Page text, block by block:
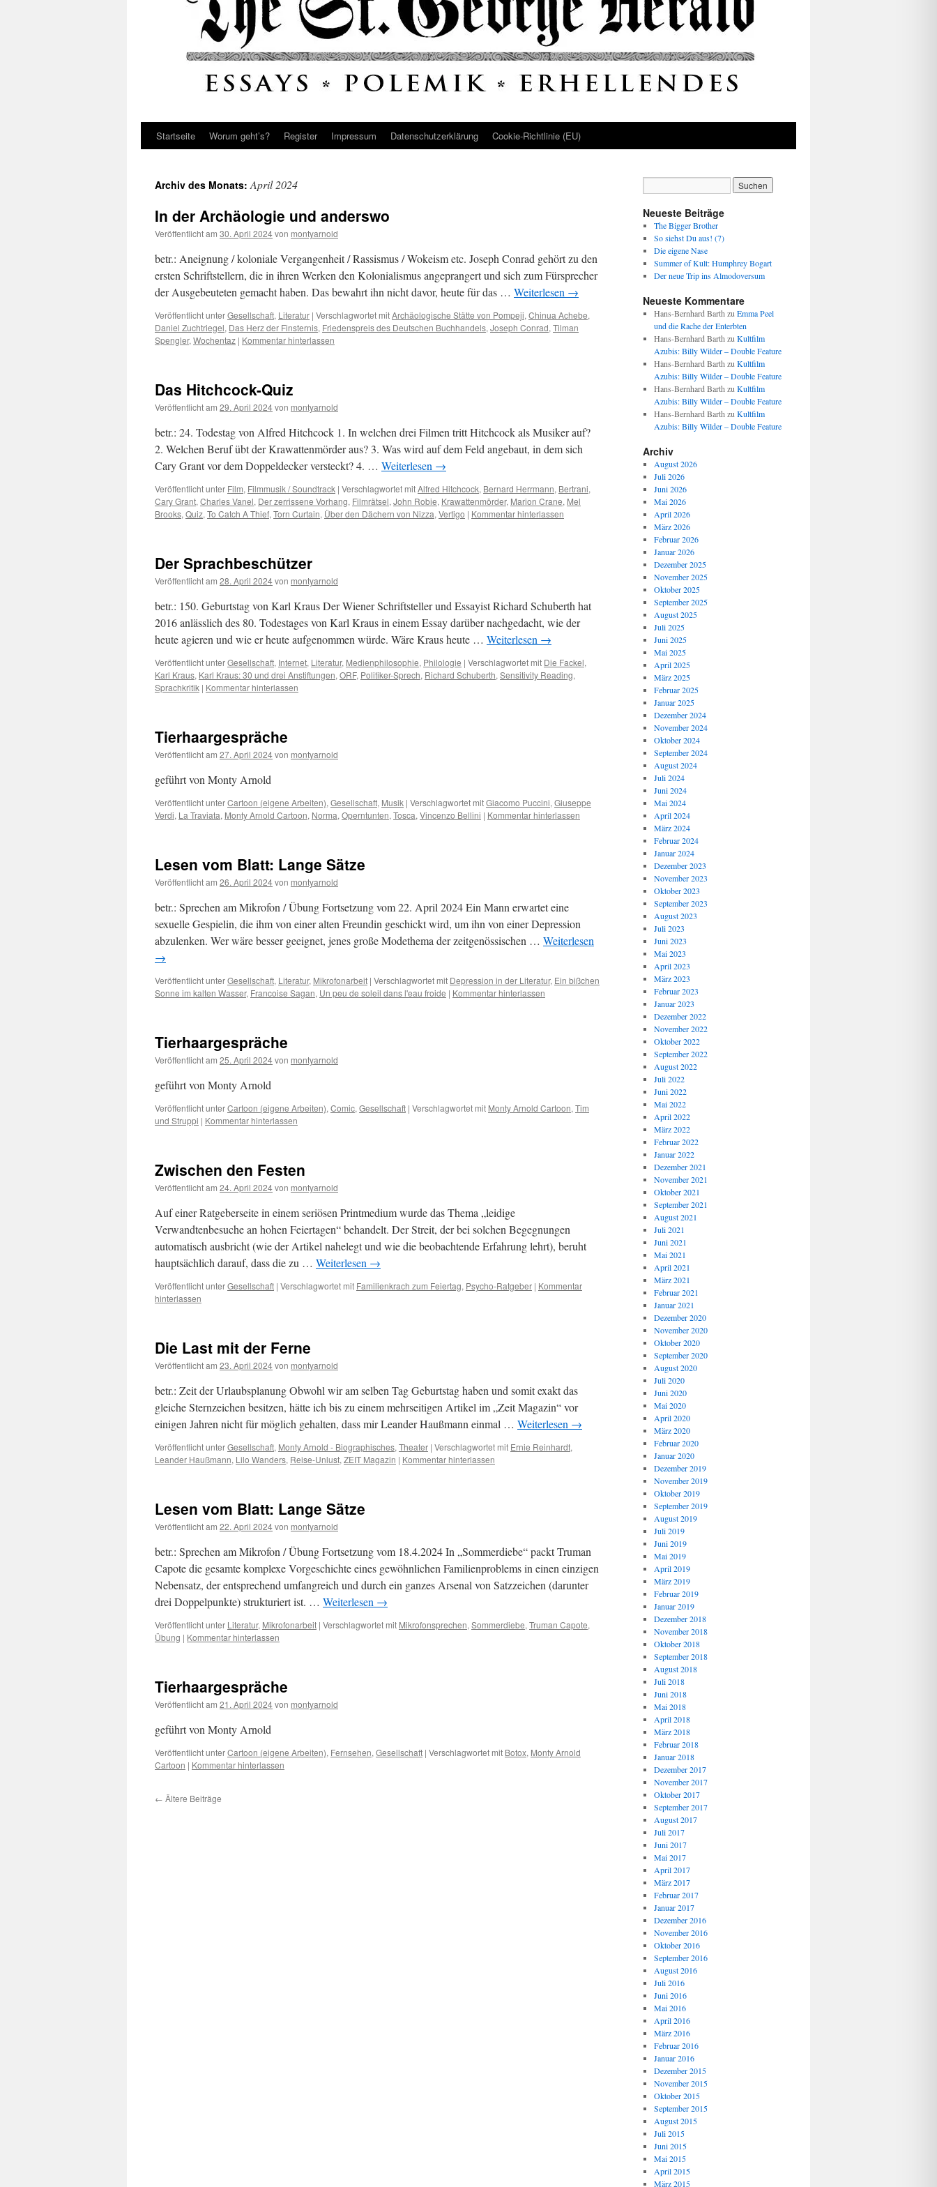
Startseite Worum geht’s? Register Impressum Datenschutz­erklärung Cookie-Richtlinie (EU)
Archiv des Monats:April 2024
In der Archäologie und anderswo
Veröffentlicht am 30. April 2024von montyarnold
betr.: Aneignung / koloniale Vergangenheit / Rassismus / Wokeism etc. Joseph Conrad gehört zu den
ersten Schriftstellern, die in ihren Werken den Kolonialismus angeprangert und sich zum Fürsprecher
der Ausgebeuteten gemacht haben. Das bewahrt ihn nicht davor, heute für das … Weiterlesen →
Veröffentlicht unterGesellschaft, Literatur | Verschlagwortet mitArchäologische Stätte von Pompeji, Chinua Achebe,
Daniel Zuchtriegel, Das Herz der Finsternis, Friedenspreis des Deutschen Buchhandels, Joseph Conrad, Tilman
Spengler, Wochentaz | Kommentar hinterlassen
Das Hitchcock-Quiz
Veröffentlicht am 29. April 2024von montyarnold
betr.: 24. Todestag von Alfred Hitchcock 1. In welchen drei Filmen tritt Hitchcock als Musiker auf?
2. Welchen Beruf übt der Krawattenmörder aus? 3. Was wird auf dem Feld angebaut, in dem sich
Cary Grant vor dem Doppeldecker versteckt? 4. … Weiterlesen →
Veröffentlicht unter Film, Filmmusik / Soundtrack | Verschlagwortet mitAlfred Hitchcock, Bernard Herrmann, Bertrani,
Cary Grant, Charles Vanel, Der zerrissene Vorhang, Filmrätsel, John Robie, Krawattenmörder, Marion Crane, Mel
Brooks, Quiz, To Catch A Thief, Torn Curtain, Über den Dächern von Nizza, Vertigo | Kommentar hinterlassen
Der Sprachbeschützer
Veröffentlicht am 28. April 2024von montyarnold
betr.: 150. Geburtstag von Karl Kraus Der Wiener Schriftsteller und Essayist Richard Schuberth hat
2016 anlässlich des 80. Todestages von Karl Kraus in einem Essay darüber nachgedacht, wie der
heute agieren und wie er heute aufgenommen würde. Wäre Kraus heute … Weiterlesen →
Veröffentlicht unterGesellschaft, Internet, Literatur, Medienphilosophie, Philologie | Verschlagwortet mit Die Fackel,
Karl Kraus, Karl Kraus: 30 und drei Anstiftungen, ORF, Politiker-Sprech, Richard Schuberth, Sensitivity Reading,
Sprachkritik | Kommentar hinterlassen
Tierhaargespräche
Veröffentlicht am 27. April 2024von montyarnold
geführt von Monty Arnold
Veröffentlicht unterCartoon (eigene Arbeiten), Gesellschaft, Musik | Verschlagwortet mitGiacomo Puccini, Giuseppe
Verdi, La Traviata, Monty Arnold Cartoon, Norma, Operntunten, Tosca, Vincenzo Bellini | Kommentar hinterlassen
Lesen vom Blatt: Lange Sätze
Veröffentlicht am 26. April 2024von montyarnold
betr.: Sprechen am Mikrofon / Übung Fortsetzung vom 22. April 2024 Ein Mann erwartet eine
sexuelle Gespielin, die ihm von einer alten Freundin geschickt wird, um ihn von einer Depression
abzulenken. Wer wäre besser geeignet, jenes große Modethema der zeitgenössischen … Weiterlesen
→
Veröffentlicht unterGesellschaft, Literatur, Mikrofonarbeit | Verschlagwortet mit Depression in der Literatur, Ein bißchen
Sonne im kalten Wasser, Francoise Sagan, Un peu de soleil dans l'eau froide | Kommentar hinterlassen
Tierhaargespräche
Veröffentlicht am 25. April 2024von montyarnold
geführt von Monty Arnold
Veröffentlicht unterCartoon (eigene Arbeiten), Comic, Gesellschaft | Verschlagwortet mit Monty Arnold Cartoon, Tim
und Struppi | Kommentar hinterlassen
Zwischen den Festen
Veröffentlicht am 24. April 2024von montyarnold
Auf einer Ratgeberseite in einem seriösen Printmedium wurde das Thema „leidige
Verwandtenbesuche an hohen Feiertagen“ behandelt. Der Streit, der bei solchen Begegnungen
automatisch ausbricht (wie der Artikel nahelegt und wie die beobachtende Erfahrung lehrt), beruht
hauptsächlich darauf, dass die zu … Weiterlesen →
Veröffentlicht unterGesellschaft | Verschlagwortet mit Familienkrach zum Feiertag, Psycho-Ratgeber | Kommentar
hinterlassen
Die Last mit der Ferne
Veröffentlicht am 23. April 2024von montyarnold
betr.: Zeit der Urlaubsplanung Obwohl wir am selben Tag Geburtstag haben und somit exakt das
gleiche Sternzeichen besitzen, hätte ich bis zu einem mehrseitigen Artikel im „Zeit Magazin“ vor
einigen Jahren nicht für möglich gehalten, dass mir Leander Haußmann einmal … Weiterlesen →
Veröffentlicht unterGesellschaft, Monty Arnold - Biographisches, Theater | Verschlagwortet mit Ernie Reinhardt,
Leander Haußmann, Lilo Wanders, Reise-Unlust, ZEIT Magazin | Kommentar hinterlassen
Lesen vom Blatt: Lange Sätze
Veröffentlicht am 22. April 2024von montyarnold
betr.: Sprechen am Mikrofon / Übung Fortsetzung vom 18.4.2024 In „Sommerdiebe“ packt Truman
Capote die gesamte komplexe Vorgeschichte eines gewöhnlichen Familienproblems in einen einzigen
Nebensatz, der entsprechend umfangreich und durch ein ganzes Arsenal von Satzzeichen (darunter
drei Doppelpunkte) strukturiert ist. … Weiterlesen →
Veröffentlicht unter Literatur, Mikrofonarbeit | Verschlagwortet mit Mikrofonsprechen, Sommerdiebe, Truman Capote,
Übung | Kommentar hinterlassen
Tierhaargespräche
Veröffentlicht am 21. April 2024von montyarnold
geführt von Monty Arnold
Veröffentlicht unterCartoon (eigene Arbeiten), Fernsehen, Gesellschaft | Verschlagwortet mit Botox, Monty Arnold
Cartoon | Kommentar hinterlassen
← Ältere Beiträge
Neueste Beiträge
The Bigger Brother
So siehst Du aus! (7)
Die eigene Nase
Summer of Kult: Humphrey Bogart
Der neue Trip ins Almodoversum
Neueste Kommentare
Hans-Bernhard Barth zu Emma Peel
und die Rache der Enterbten
Hans-Bernhard Barth zu Kultfilm
Azubis: Billy Wilder – Double Feature
Hans-Bernhard Barth zu Kultfilm
Azubis: Billy Wilder – Double Feature
Hans-Bernhard Barth zu Kultfilm
Azubis: Billy Wilder – Double Feature
Hans-Bernhard Barth zu Kultfilm
Azubis: Billy Wilder – Double Feature
Archiv
August 2026
Juli 2026
Juni 2026
Mai 2026
April 2026
März 2026
Februar 2026
Januar 2026
Dezember 2025
November 2025
Oktober 2025
September 2025
August 2025
Juli 2025
Juni 2025
Mai 2025
April 2025
März 2025
Februar 2025
Januar 2025
Dezember 2024
November 2024
Oktober 2024
September 2024
August 2024
Juli 2024
Juni 2024
Mai 2024
April 2024
März 2024
Februar 2024
Januar 2024
Dezember 2023
November 2023
Oktober 2023
September 2023
August 2023
Juli 2023
Juni 2023
Mai 2023
April 2023
März 2023
Februar 2023
Januar 2023
Dezember 2022
November 2022
Oktober 2022
September 2022
August 2022
Juli 2022
Juni 2022
Mai 2022
April 2022
März 2022
Februar 2022
Januar 2022
Dezember 2021
November 2021
Oktober 2021
September 2021
August 2021
Juli 2021
Juni 2021
Mai 2021
April 2021
März 2021
Februar 2021
Januar 2021
Dezember 2020
November 2020
Oktober 2020
September 2020
August 2020
Juli 2020
Juni 2020
Mai 2020
April 2020
März 2020
Februar 2020
Januar 2020
Dezember 2019
November 2019
Oktober 2019
September 2019
August 2019
Juli 2019
Juni 2019
Mai 2019
April 2019
März 2019
Februar 2019
Januar 2019
Dezember 2018
November 2018
Oktober 2018
September 2018
August 2018
Juli 2018
Juni 2018
Mai 2018
April 2018
März 2018
Februar 2018
Januar 2018
Dezember 2017
November 2017
Oktober 2017
September 2017
August 2017
Juli 2017
Juni 2017
Mai 2017
April 2017
März 2017
Februar 2017
Januar 2017
Dezember 2016
November 2016
Oktober 2016
September 2016
August 2016
Juli 2016
Juni 2016
Mai 2016
April 2016
März 2016
Februar 2016
Januar 2016
Dezember 2015
November 2015
Oktober 2015
September 2015
August 2015
Juli 2015
Juni 2015
Mai 2015
April 2015
März 2015